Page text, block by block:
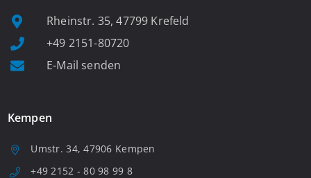
Rheinstr. 35, 47799 Krefeld
+49 2151-80720
E-Mail senden
Kempen
Umstr. 34, 47906 Kempen
+49 2152 - 80 98 99 8